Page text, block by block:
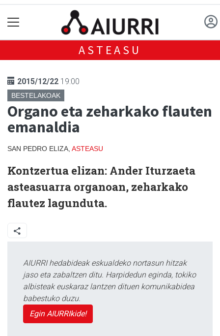
ASTEASU
2015/12/22 19:00
BESTELAKOAK
Organo eta zeharkako flauten
emanaldia
SAN PEDRO ELIZA, ASTEASU
Kontzertua elizan: Ander Iturzaeta
asteasuarra organoan, zeharkako
flautez lagunduta.
AIURRI hedabideak eskualdeko nortasun hitzak
jaso eta zabaltzen ditu. Harpidedun eginda, tokiko
albisteak euskaraz lantzen dituen komunikabidea
babestuko duzu.
Egin AIURRIkide!